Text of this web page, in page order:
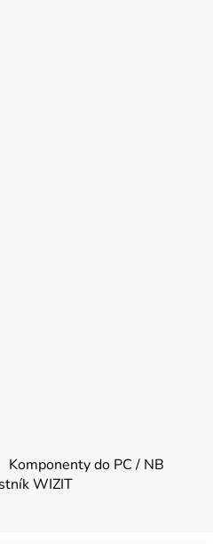
Komponenty do PC / NB
WIZIT